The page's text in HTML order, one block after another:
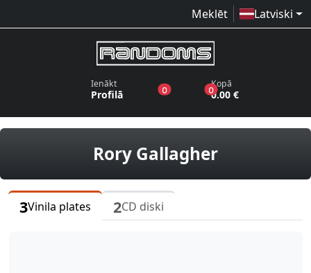
Meklēt Latviski
Ienākt
Profilā 0produkti vēlmju sarakstā
0produkti grozā
Kopā
0.00 €
Rory Gallaghervinila
3Vinila plates 2CD diski